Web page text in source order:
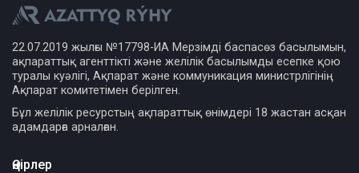
22.07.2019 жылғы №17798-ИА Мерзімді баспасөз басылымын,
ақпараттық агенттікті және желілік басылымды есепке қою
туралы куәлігі, Ақпарат және коммуникация министрлігінің
Ақпарат комитетімен берілген.
Бұл желілік ресурстың ақпараттық өнімдері 18 жастан асқан
адамдарға арналған.
Өңірлер